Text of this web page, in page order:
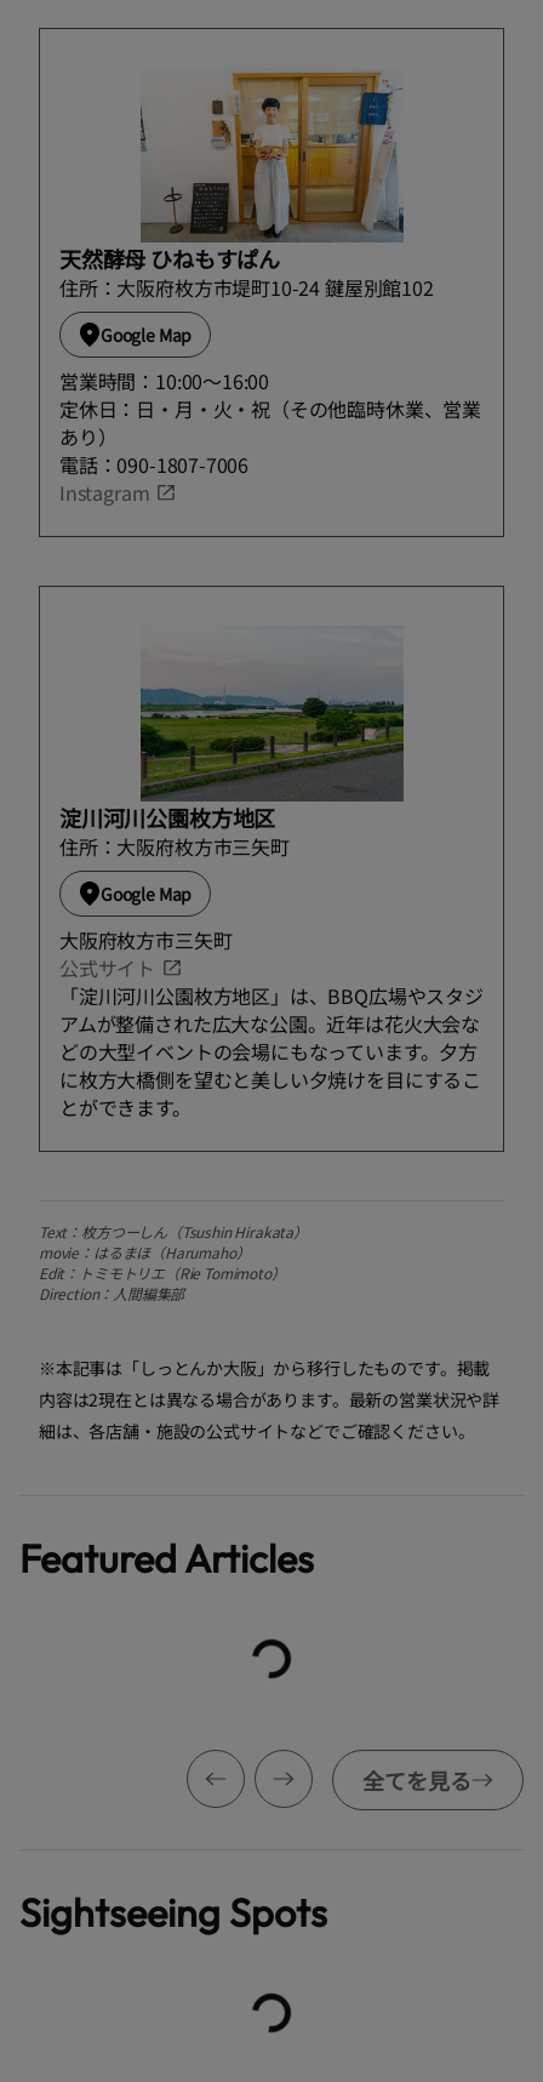
天然酵母 ひねもすぱん
住所：大阪府枚方市堤町10-24 鍵屋別館102
Google Map
営業時間：10:00～16:00
定休日：日・月・火・祝（その他臨時休業、営業
あり）
電話：090-1807-7006
Instagram
淀川河川公園枚方地区
住所：大阪府枚方市三矢町
Google Map
大阪府枚方市三矢町
公式サイト
「淀川河川公園枚方地区」は、BBQ広場やスタジ
アムが整備された広大な公園。近年は花火大会な
どの大型イベントの会場にもなっています。夕方
に枚方大橋側を望むと美しい夕焼けを目にするこ
とができます。
Text：枚方つーしん（Tsushin Hirakata）
movie：はるまほ（Harumaho）
Edit：トミモトリエ（Rie Tomimoto）
Direction：人間編集部
※本記事は「しっとんか大阪」から移行したものです。掲載
内容は2現在とは異なる場合があります。最新の営業状況や詳
細は、各店舗・施設の公式サイトなどでご確認ください。
Featured Articles
全てを見る
Sightseeing Spots